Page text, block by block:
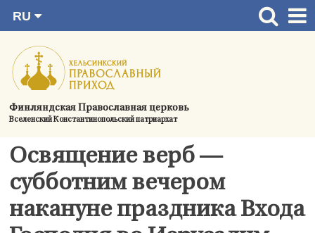
содержимому
Финляндская Православная церковь
Вселенский Константинопольский патриархат
RU
SV
EN
UA
Главная страница
Актуальное
Україна
О приходе
Контактная информация
Освящение верб —
субботним вечером
накануне праздника Входа